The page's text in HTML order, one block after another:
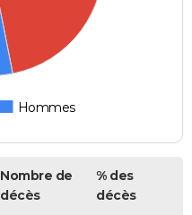
Hommes
Nombre de
décès
% des
décès